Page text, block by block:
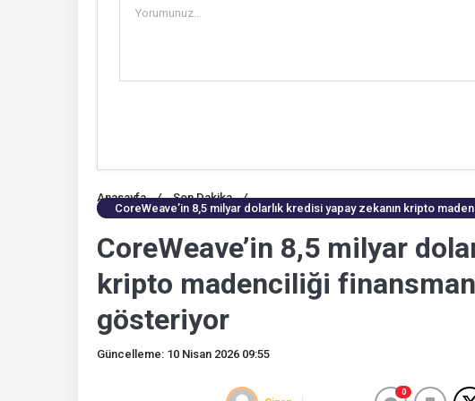
Anasayfa / Son Dakika
/
CoreWeave’in 8,5 milyar dolarlık kredisi yapay zekanın kripto
CoreWeave’in 8,5 milyar
kripto madenciliği
gösteriyor
Güncelleme: 10 Nisan 2026 09:55
0